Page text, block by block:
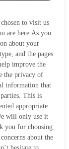
to visit us
are here.As you
about your
and the pages
improve the
the privacy of
information that
This is
appropriate
will only use it
you for choosing
about the